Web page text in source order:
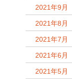
2021年9月
2021年8月
2021年7月
2021年6月
2021年5月